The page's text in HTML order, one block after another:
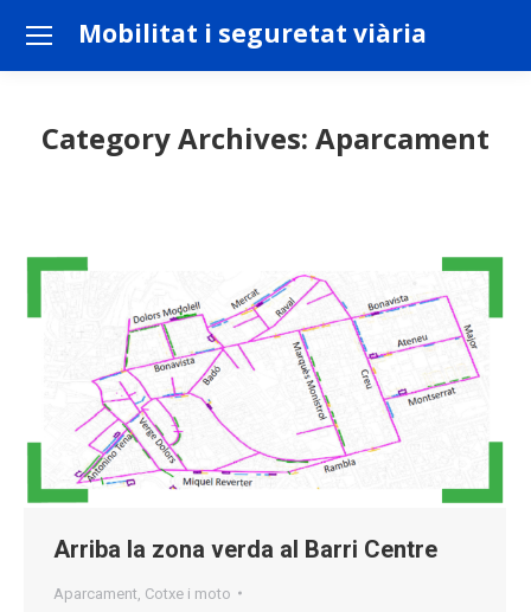
Mobilitat i seguretat viària
Category Archives: Aparcament
Arriba la zona verda al Barri Centre
Aparcament Cotxe i moto